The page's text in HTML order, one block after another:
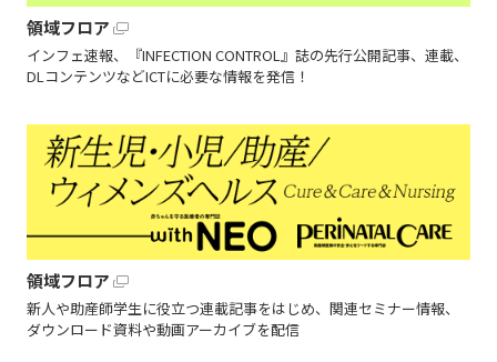
領域フロア
インフェ速報、『INFECTION CONTROL』誌の先行公開記事、連載、
DLコンテンツなどICTに必要な情報を発信！
領域フロア
新人や助産師学生に役立つ連載記事をはじめ、関連セミナー情報、
ダウンロード資料や動画アーカイブを配信